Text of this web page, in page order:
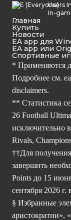
Users
In-
Главная
Купить
Новости
EA app для
EA app или
Спортивные
* Применяются
Подробнее см.
disclaimers.
** Статистика
26 Football
исключительно
Rivals,
††Для
завершить
Points до 15
сентября 2026
§ Избранные
аристократии»,